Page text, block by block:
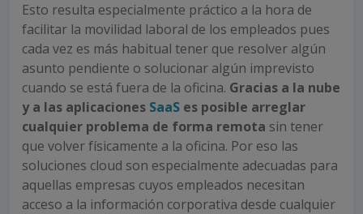
Esto resulta especialmente práctico a la hora de
facilitar la movilidad laboral de los empleados pues
cada vez es más habitual tener que resolver algún
asunto pendiente o solucionar algún imprevisto
cuando se está fuera de la oficina. Gracias a la nube
y a las aplicaciones SaaS es posible arreglar
cualquier problema de forma remota sin tener
que volver físicamente a la oficina. Por eso las
soluciones cloud son especialmente adecuadas para
aquellas empresas cuyos empleados necesitan
acceso a la información corporativa desde cualquier